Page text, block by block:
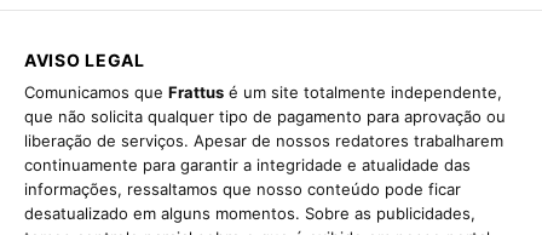
AVISO LEGAL
Comunicamos que Frattus é um site totalmente independente,
que não solicita qualquer tipo de pagamento para aprovação ou
liberação de serviços. Apesar de nossos redatores trabalharem
continuamente para garantir a integridade e atualidade das
informações, ressaltamos que nosso conteúdo pode ficar
desatualizado em alguns momentos. Sobre as publicidades,